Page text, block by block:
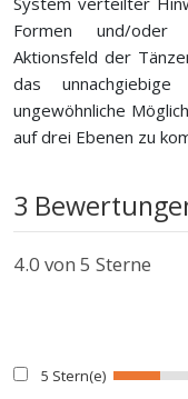
Formen und/oder
Aktionsfeld der
das
ungewöhnliche
auf drei Ebenen zu
3
4.0 von 5 Sterne
5 Stern(e)